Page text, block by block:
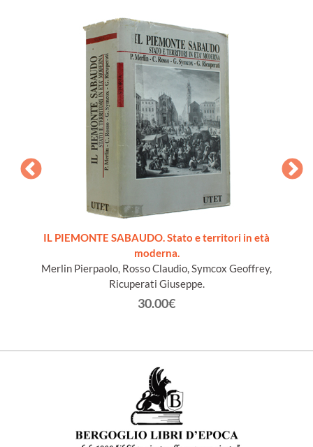
IL PIEMONTE SABAUDO. Stato e territori in età
moderna.
Merlin Pierpaolo, Rosso Claudio, Symcox Geoffrey,
Ricuperati Giuseppe.
30.00€